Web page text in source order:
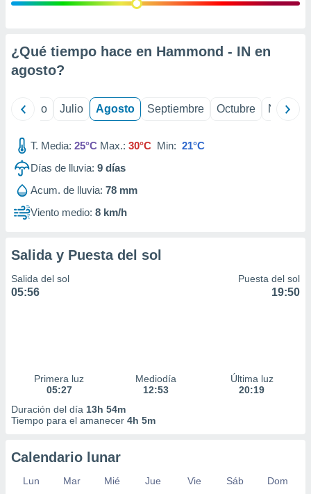
e
mediante
publicidad
de
1199
¿Qué tiempo hace en Hammond - IN en
agosto?
Junio Julio Agosto Septiembre Octubre
T. Media: 25°C Max.: 30°C Min: 21°C
Días de lluvia: 9 días
Acum. de lluvia: 78 mm
Viento medio: 8 km/h
Salida y Puesta del sol
Salida del sol
05:56
Puesta del sol
19:50
Primera luz
05:27
Mediodía
12:53
Última luz
20:19
Duración del día 13h 54m
Tiempo para el amanecer 4h 5m
Calendario lunar
Lun Mar Mié Jue Vie Sáb
Dom